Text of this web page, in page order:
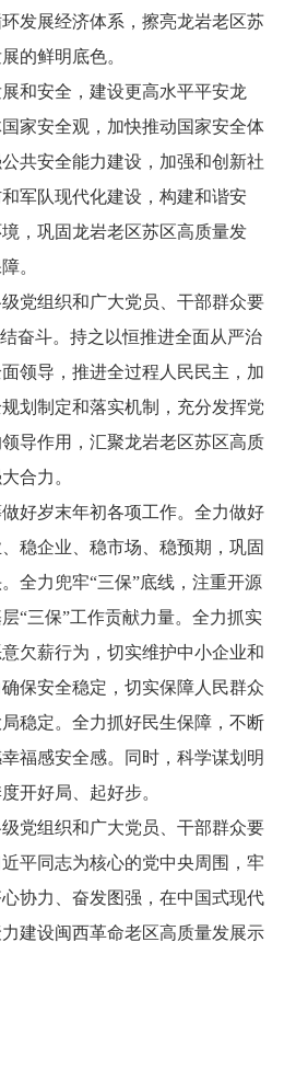
发展经济体系，擦亮龙岩老区苏
的鲜明底色。
安全，建设更高水平平安龙
家安全观，加快推动国家安全体
共安全能力建设，加强和创新社
军队现代化建设，构建和谐安
，巩固龙岩老区苏区高质量发
。
组织和广大党员、干部群众要
奋斗。持之以恒推进全面从严治
领导，推进全过程人民民主，加
划制定和落实机制，充分发挥党
导作用，汇聚龙岩老区苏区高质
合力。
岁末年初各项工作。全力做好
稳企业、稳市场、稳预期，巩固
全力兜牢“三保”底线，注重开源
“三保”工作贡献力量。全力抓实
欠薪行为，切实维护中小企业和
保安全稳定，切实保障人民群众
稳定。全力抓好民生保障，不断
福感安全感。同时，科学谋划明
开好局、起好步。
组织和广大党员、干部群众要
平同志为核心的党中央周围，牢
协力、奋发图强，在中国式现代
建设闽西革命老区高质量发展示